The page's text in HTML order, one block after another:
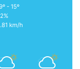
- 15º
km/h